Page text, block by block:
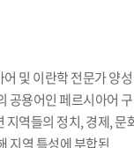
및 이란학 전문가 양성
공용어인 페르시아어
지역들의 정치, 경제, 문
지역 특성에 부합된